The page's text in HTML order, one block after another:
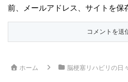
前、メールアドレス、サイトを保
ホーム 脳梗塞リハビリの日々